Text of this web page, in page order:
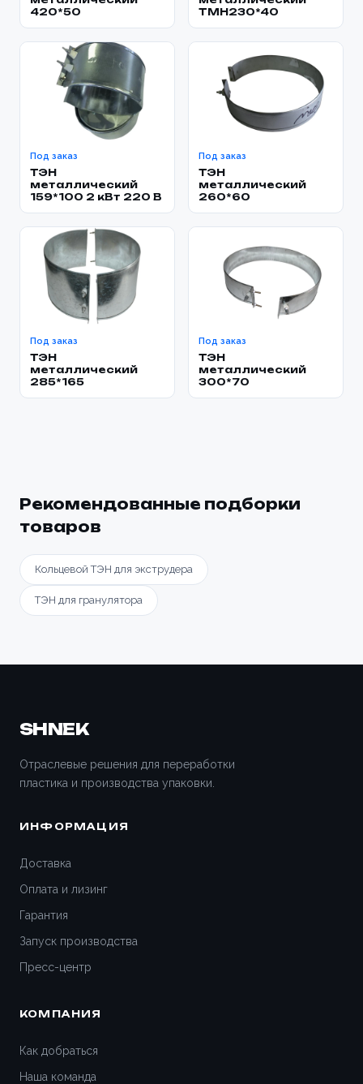
420*50
TMH230*40
Под заказ
ТЭН
металлический
159*100 2 кВт 220 В
Под заказ
ТЭН
металлический
260*60
Под заказ
ТЭН
металлический
285*165
Под заказ
ТЭН
металлический
300*70
Рекомендованные подборки
товаров
Кольцевой ТЭН для экструдера
ТЭН для гранулятора
SHNEK
Отраслевые решения для переработки
пластика и производства упаковки.
ИНФОРМАЦИЯ
Доставка
Оплата и лизинг
Гарантия
Запуск производства
Пресс-центр
КОМПАНИЯ
Как добраться
Наша команда